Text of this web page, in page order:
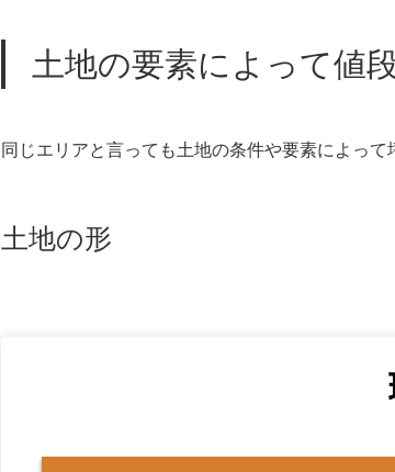
土地の要素によって値
同じエリアと言っても土地の条件や要素によって
土地の形